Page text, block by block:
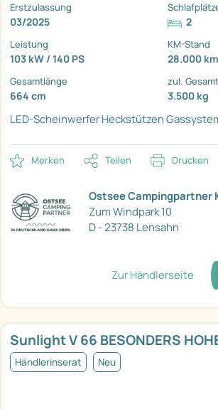
Erstzulassung
03/2025 2
Leistung
103 kW / 140 PS
KM-Stand
28.000 km
Gesamtlänge
664 cm
zul.
3.500 kg
LED-ScheinwerferHeckstützen
Merken Teilen Drucken
Ostsee Campingpartner
Zum Windpark 10
D - 23738 Lensahn
Zur Händlerseite
Sunlight V 66 BESONDERS
Händlerinserat Neu